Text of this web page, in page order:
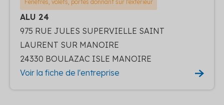
Fenêtres, volets, portes donnant sur l'exterieur
ALU 24
975 RUE JULES SUPERVIELLE SAINT
LAURENT SUR MANOIRE
24330 BOULAZAC ISLE MANOIRE
Voir la fiche de l'entreprise